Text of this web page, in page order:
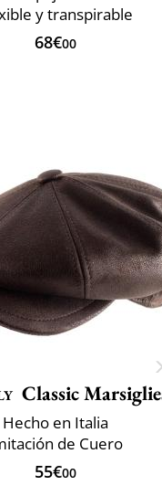
y transpirable
68€00
Classic Marsigliese
Hecho en Italia
de Cuero
55€00